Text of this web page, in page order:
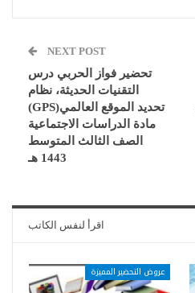
NEXT POST
تحضير فواز الحربي درس
التقنيات الحديثة، نظام
تحديد الموقع العالمي(GPS)
مادة الدراسات الاجتماعية
الصف الثالث المتوسط
1443 هـ
اقرأ لنفس الكاتب
عروض التحضير المميزة